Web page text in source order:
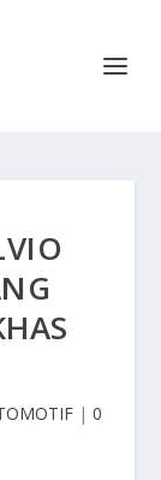
| 0